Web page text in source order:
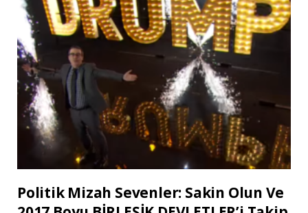
Politik Mizah Sevenler: Sakin Olun Ve